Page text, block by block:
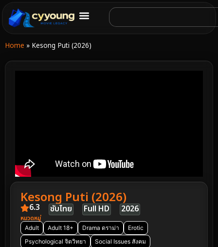
Home » Kesong Puti (2026)
Kesong Puti (2026)
6.3 ซับไทย Full HD 2026
หมวดหมู่
Adult Adult 18+ Drama ดราม่า
Erotic
Psychological จิตวิทยา
Social Issues สังคม